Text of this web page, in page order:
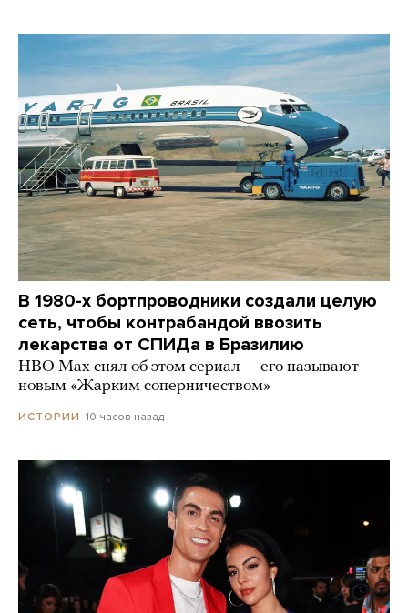
В 1980-х бортпроводники создали целую
сеть, чтобы контрабандой ввозить
лекарства от СПИДа в Бразилию
HBO Max снял об этом сериал — его называют
новым «Жарким соперничеством»
ИСТОРИИ 10 часов назад